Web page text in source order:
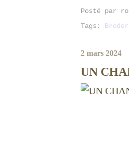
Posté par
Tags:
2 mars 2024
UN